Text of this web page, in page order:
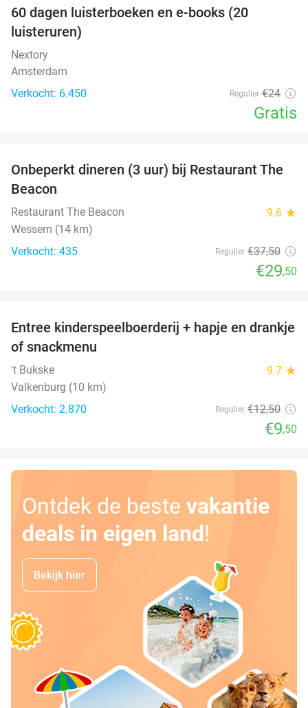
60 dagen luisterboeken en e-books (20
luisteruren)
Nextory
Amsterdam
Verkocht: 6.450
Regulier €24
Gratis
21%
Onbeperkt dineren (3 uur) bij Restaurant The
Beacon
Restaurant The Beacon 9.6 star
Wessem (14 km)
Verkocht: 435
Regulier €37,50
€29,50
24%
Entree kinderspeelboerderij + hapje en drankje
of snackmenu
't Bukske 9.7 star
Valkenburg (10 km)
Verkocht: 2.870
Regulier €12,50
€9,50
Ontdek de beste vakantie
deals in eigen land!
Bekijk hier